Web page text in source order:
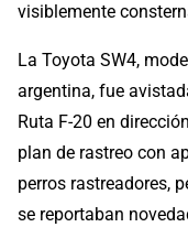
visiblemente
La Toyota SW4,
argentina, fue
Ruta F-20 en
plan de rastreo con
perros rastreadores,
se reportaban